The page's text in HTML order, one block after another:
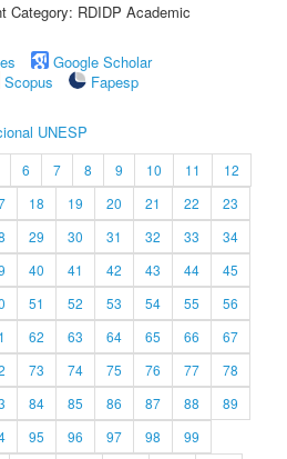
Category: RDIDP Academic
Google Scholar
Scopus
Fapesp
UNESP
6 7 8 9 10 11
12
18 19 20 21 22
23
29 30 31 32 33
34
40 41 42 43 44
45
51 52 53 54 55
56
62 63 64 65 66
67
73 74 75 76 77
78
84 85 86 87 88
89
95 96 97 98
99